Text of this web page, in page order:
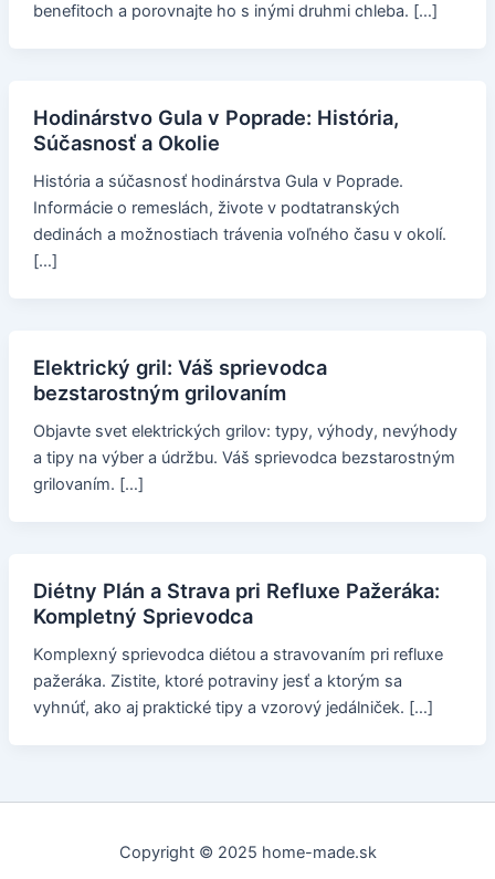
benefitoch a porovnajte ho s inými druhmi chleba. […]
Hodinárstvo Gula v Poprade: História,
Súčasnosť a Okolie
História a súčasnosť hodinárstva Gula v Poprade.
Informácie o remeslách, živote v podtatranských
dedinách a možnostiach trávenia voľného času v okolí.
[…]
Elektrický gril: Váš sprievodca
bezstarostným grilovaním
Objavte svet elektrických grilov: typy, výhody, nevýhody
a tipy na výber a údržbu. Váš sprievodca bezstarostným
grilovaním. […]
Diétny Plán a Strava pri Refluxe Pažeráka:
Kompletný Sprievodca
Komplexný sprievodca diétou a stravovaním pri refluxe
pažeráka. Zistite, ktoré potraviny jesť a ktorým sa
vyhnúť, ako aj praktické tipy a vzorový jedálniček. […]
Copyright © 2025 home-made.sk